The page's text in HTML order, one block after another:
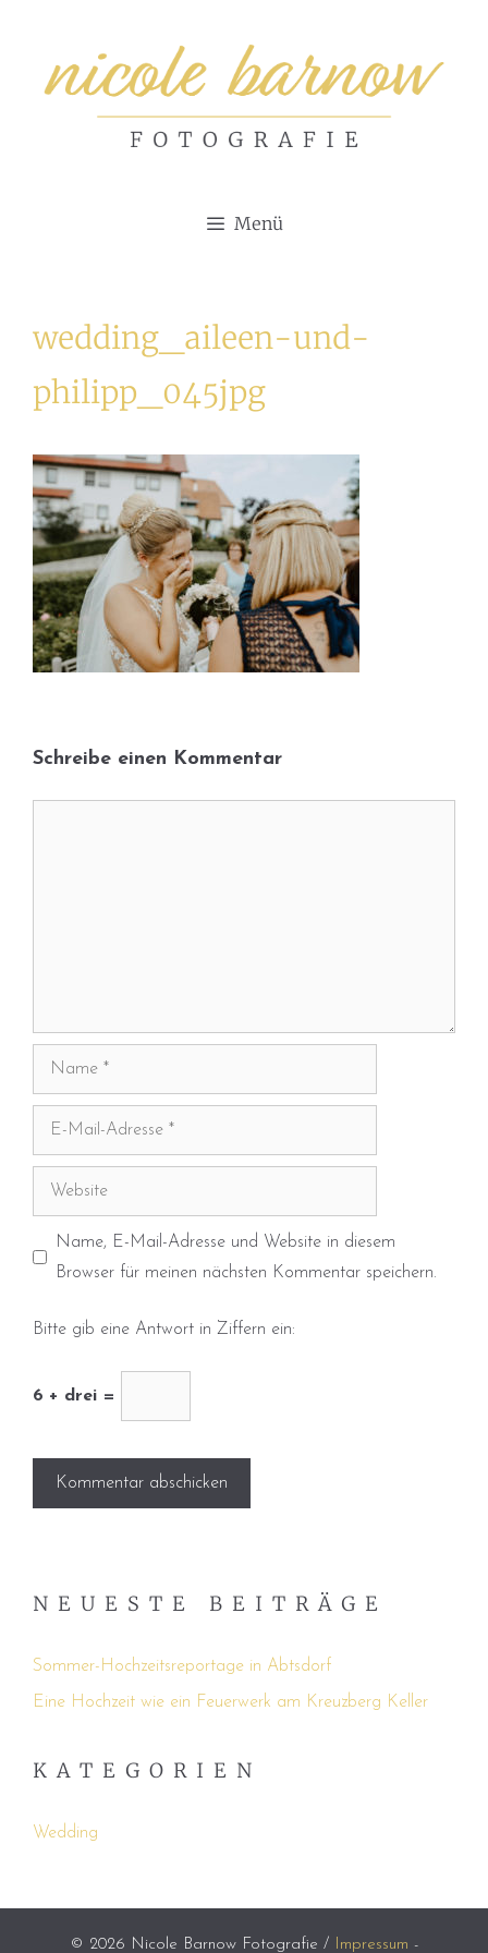
springen
Menü
wedding_aileen-und-
philipp_045jpg
Schreibe einen Kommentar
Name
Adresse
Website
Name, E-Mail-Adresse und Website in diesem
Browser für meinen nächsten Kommentar speichern.
Bitte gib eine Antwort in Ziffern ein:
6 + drei =
NEUESTE BEITRÄGE
Sommer-Hochzeitsreportage in Abtsdorf
Eine Hochzeit wie ein Feuerwerk am Kreuzberg Keller
KATEGORIEN
Wedding
© 2026 Nicole Barnow Fotografie / Impressum -